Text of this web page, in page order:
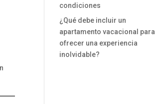
condiciones
¿Qué debe incluir un
apartamento vacacional para
ofrecer una experiencia
inolvidable?